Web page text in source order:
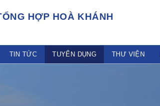
HỢP HOÀ KHÁNH
TIN TỨC TUYỂN DỤNG THƯ VIỆN